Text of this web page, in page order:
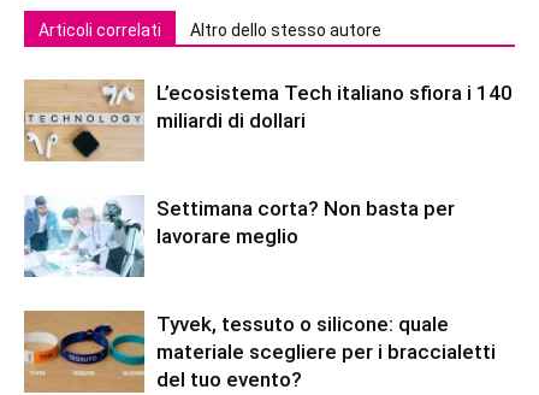
Articoli correlati Altro dello stesso autore
L’ecosistema Tech italiano sfiora i 140
miliardi di dollari
Settimana corta? Non basta per
lavorare meglio
Tyvek, tessuto o silicone: quale
materiale scegliere per i braccialetti
del tuo evento?